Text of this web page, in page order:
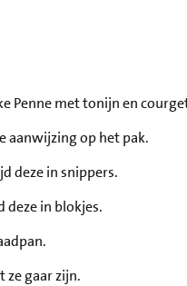
Penne met tonijn en
aanwijzing op het pak.
deze in snippers.
deze in blokjes.
ze gaar zijn.